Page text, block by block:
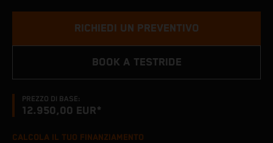
PREZZO DI BASE:
12.950,00 EUR*
RICHIEDI UN PREVENTIVO
BOOK A TESTRIDE
CALCOLA IL TUO FINANZIAMENTO